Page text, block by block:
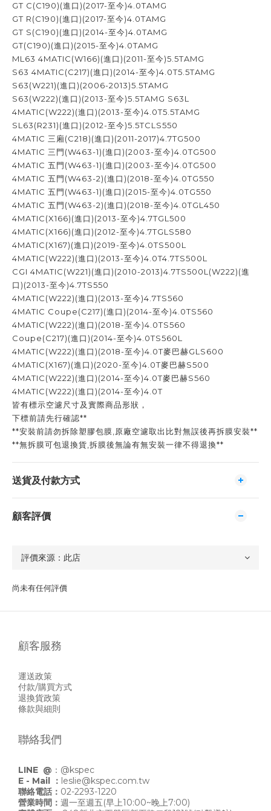
GT C(C190)(進口)(2017-至今)4.0TAMG
GT R(C190)(進口)(2017-至今)4.0TAMG
GT S(C190)(進口)(2014-至今)4.0TAMG
GT(C190)(進口)(2015-至今)4.0TAMG
ML63 4MATIC(W166)(進口)(2011-至今)5.5TAMG
S63 4MATIC(C217)(進口)(2014-至今)4.0T5.5TAMG
S63(W221)(進口)(2006-2013)5.5TAMG
S63(W222)(進口)(2013-至今)5.5TAMG S63L
4MATIC(W222)(進口)(2013-至今)4.0T5.5TAMG
SL63(R231)(進口)(2012-至今)5.5TCLS550
4MATIC 三廂(C218)(進口)(2011-2017)4.7TG500
4MATIC 三門(W463-1)(進口)(2003-至今)4.0TG500
4MATIC 五門(W463-1)(進口)(2003-至今)4.0TG500
4MATIC 五門(W463-2)(進口)(2018-至今)4.0TG550
4MATIC 五門(W463-1)(進口)(2015-至今)4.0TG550
4MATIC 五門(W463-2)(進口)(2018-至今)4.0TGL450
4MATIC(X166)(進口)(2013-至今)4.7TGL500
4MATIC(X166)(進口)(2012-至今)4.7TGLS580
4MATIC(X167)(進口)(2019-至今)4.0TS500L
4MATIC(W222)(進口)(2013-至今)4.0T4.7TS500L
CGI 4MATIC(W221)(進口)(2010-2013)4.7TS500L(W222)(進
口)(2013-至今)4.7TS550
4MATIC(W222)(進口)(2013-至今)4.7TS560
4MATIC Coupe(C217)(進口)(2014-至今)4.0TS560
4MATIC(W222)(進口)(2018-至今)4.0TS560
Coupe(C217)(進口)(2014-至今)4.0TS560L
4MATIC(W222)(進口)(2018-至今)4.0T麥巴赫GLS600
4MATIC(X167)(進口)(2020-至今)4.0T麥巴赫S500
4MATIC(W222)(進口)(2014-至今)4.0T麥巴赫S560
4MATIC(W222)(進口)(2014-至今)4.0T
皆有標示空濾尺寸及實際商品形狀，
下標前請先行確認**
**安裝前請勿拆除塑膠包膜,原廠空濾取出比對無誤後再拆膜安裝**
**無拆膜可包退換貨,拆膜後無論有無安裝一律不得退換**
送貨及付款方式
顧客評價
尚未有任何評價
顧客服務
運送政策
付款/購買方式
退換貨政策
條款與細則
聯絡我們
LINE @ ： @kspec
E - Mail ： leslie@kspec.com.tw
聯絡電話： 02-2293-1220
營業時間： 週一至週五(早上10:00~晚上7:00)